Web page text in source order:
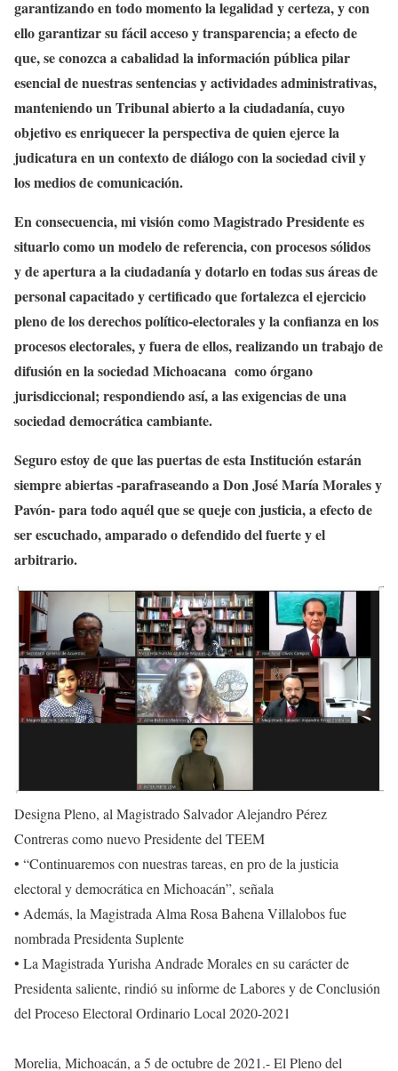
garantizando en todo momento la legalidad y certeza, y con
ello garantizar su fácil acceso y transparencia; a efecto de
que, se conozca a cabalidad la información pública pilar
esencial de nuestras sentencias y actividades administrativas,
manteniendo un Tribunal abierto a la ciudadanía, cuyo
objetivo es enriquecer la perspectiva de quien ejerce la
judicatura en un contexto de diálogo con la sociedad civil y
los medios de comunicación.
En consecuencia, mi visión como Magistrado Presidente es
situarlo como un modelo de referencia, con procesos sólidos
y de apertura a la ciudadanía y dotarlo en todas sus áreas de
personal capacitado y certificado que fortalezca el ejercicio
pleno de los derechos político-electorales y la confianza en los
procesos electorales, y fuera de ellos, realizando un trabajo de
difusión en la sociedad Michoacana como órgano
jurisdiccional; respondiendo así, a las exigencias de una
sociedad democrática cambiante.
Seguro estoy de que las puertas de esta Institución estarán
siempre abiertas -parafraseando a Don José María Morales y
Pavón- para todo aquél que se queje con justicia, a efecto de
ser escuchado, amparado o defendido del fuerte y el
arbitrario.
Designa Pleno, al Magistrado Salvador Alejandro Pérez
Contreras como nuevo Presidente del TEEM
• “Continuaremos con nuestras tareas, en pro de la justicia
electoral y democrática en Michoacán”, señala
• Además, la Magistrada Alma Rosa Bahena Villalobos fue
nombrada Presidenta Suplente
• La Magistrada Yurisha Andrade Morales en su carácter de
Presidenta saliente, rindió su informe de Labores y de Conclusión
del Proceso Electoral Ordinario Local 2020-2021
Morelia, Michoacán, a 5 de octubre de 2021.- El Pleno del